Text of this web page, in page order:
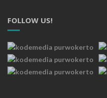
FOLLOW US!